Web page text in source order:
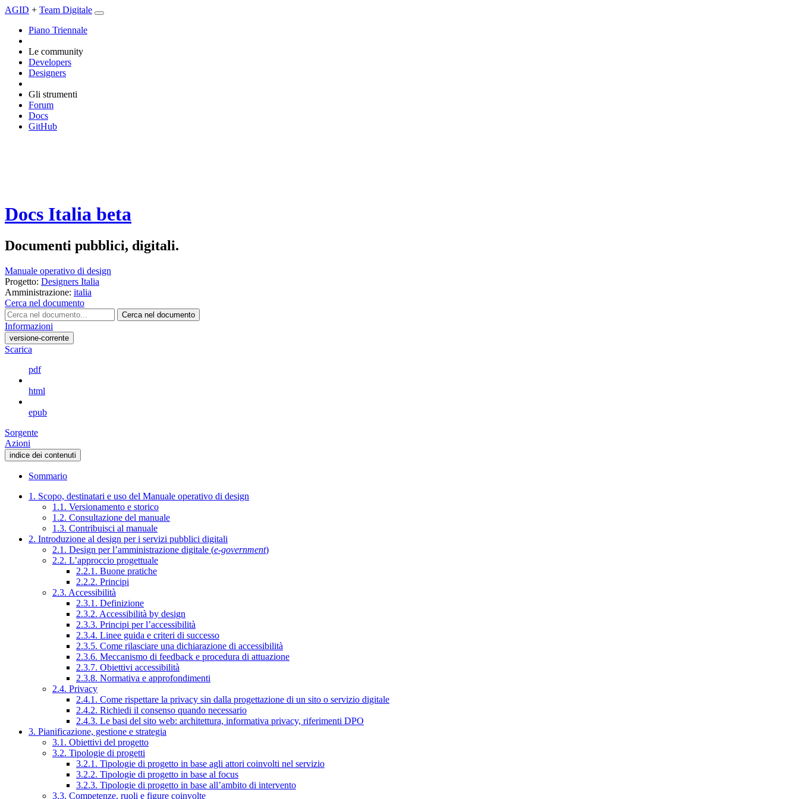
AGID + Team Digitale
Piano Triennale
Le community
Developers
Designers
Gli strumenti
Forum
Docs
GitHub
Docs Italia beta
Documenti pubblici, digitali.
Manuale operativo di design
Progetto: Designers Italia
Amministrazione: italia
Cerca nel documento
Cerca nel documento
Informazioni
versione-corrente
Scarica
pdf
html
epub
Sorgente
Azioni
indice dei contenuti
Sommario
1. Scopo, destinatari e uso del Manuale operativo di design
1.1. Versionamento e storico
1.2. Consultazione del manuale
1.3. Contribuisci al manuale
2. Introduzione al design per i servizi pubblici digitali
2.1. Design per l’amministrazione digitale (e-government)
2.2. L’approccio progettuale
2.2.1. Buone pratiche
2.2.2. Principi
2.3. Accessibilità
2.3.1. Definizione
2.3.2. Accessibilità by design
2.3.3. Principi per l’accessibilità
2.3.4. Linee guida e criteri di successo
2.3.5. Come rilasciare una dichiarazione di accessibilità
2.3.6. Meccanismo di feedback e procedura di attuazione
2.3.7. Obiettivi accessibilità
2.3.8. Normativa e approfondimenti
2.4. Privacy
2.4.1. Come rispettare la privacy sin dalla progettazione di un sito o servizio digitale
2.4.2. Richiedi il consenso quando necessario
2.4.3. Le basi del sito web: architettura, informativa privacy, riferimenti DPO
3. Pianificazione, gestione e strategia
3.1. Obiettivi del progetto
3.2. Tipologie di progetti
3.2.1. Tipologie di progetto in base agli attori coinvolti nel servizio
3.2.2. Tipologie di progetto in base al focus
3.2.3. Tipologie di progetto in base all’ambito di intervento
3.3. Competenze, ruoli e figure coinvolte